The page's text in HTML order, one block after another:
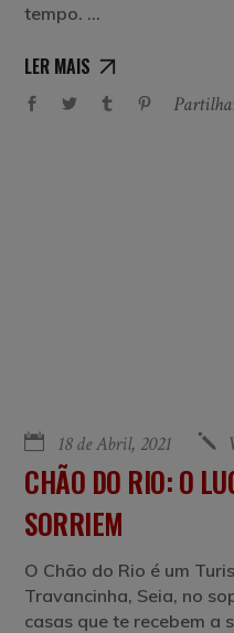
tempo.
LER MAIS
18 de Abril, 2021
CHÃO DO RIO: O
SORRIEM
O Chão do Rio é um
Travancinha, Seia, no
casas que te recebem a